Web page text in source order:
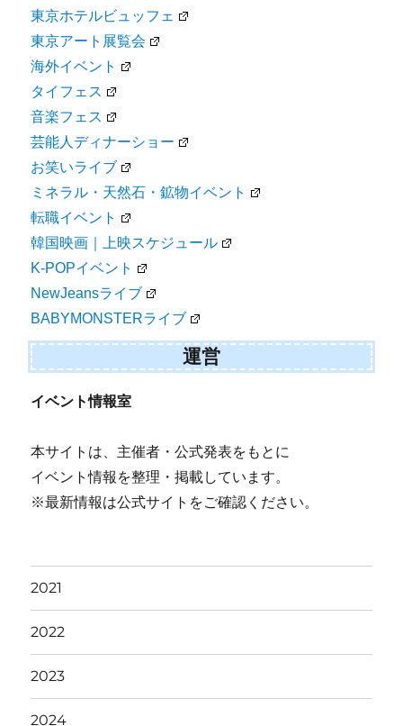
東京ホテルビュッフェ
東京アート展覧会
海外イベント
タイフェス
音楽フェス
芸能人ディナーショー
お笑いライブ
ミネラル・天然石・鉱物イベント
転職イベント
韓国映画｜上映スケジュール
K-POPイベント
NewJeansライブ
BABYMONSTERライブ
運営
イベント情報室
本サイトは、主催者・公式発表をもとに
イベント情報を整理・掲載しています。
※最新情報は公式サイトをご確認ください。
2021
2022
2023
2024